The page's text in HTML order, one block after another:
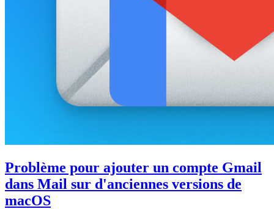
Problème pour ajouter un compte Gmail
dans Mail sur d'anciennes versions de
macOS